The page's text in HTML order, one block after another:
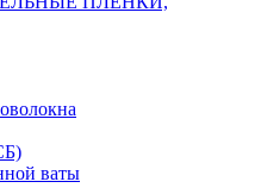
ваты